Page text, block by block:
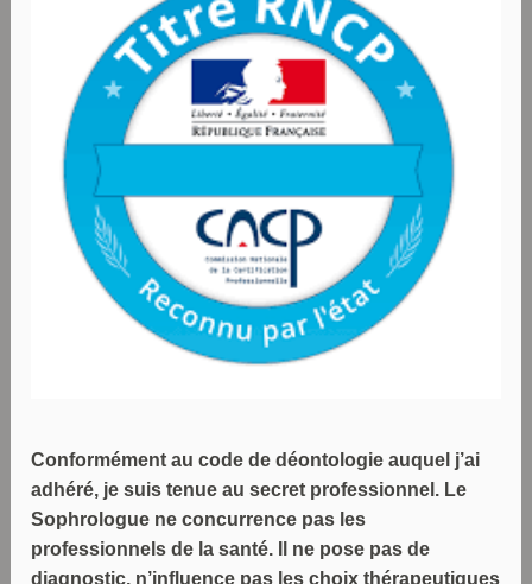
Conformément au code de déontologie auquel j’ai
adhéré, je suis tenue au secret professionnel. Le
Sophrologue ne concurrence pas les
professionnels de la santé. Il ne pose pas de
diagnostic, n’influence pas les choix thérapeutiques